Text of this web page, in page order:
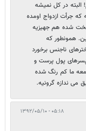
البته در کل نمیشه
جرأت ازدواج اومده
شده هم جهیزیه
همونطور که
ناجنس برخورد
پسرهای پول پرست و
ما کم رنگ شده
می ندازه گرونیه.
۰۵:۱۸ - ۱۳۹۲/۰۵/۱۰